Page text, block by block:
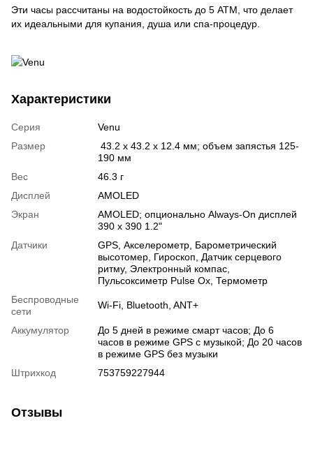
Эти часы рассчитаны на водостойкость до 5 АТМ, что делает
их идеальными для купания, душа или спа-процедур.
Характеристики
Серия
Venu
Размер
43.2 x 43.2 x 12.4 мм; объем запястья 125-
190 мм
Вес
46.3 г
Дисплей
AMOLED
Экран
AMOLED; опционально Always-On дисплей
390 x 390 1.2"
Датчики
GPS Акселерометр Барометрический
высотомер Гироскоп
Датчик серцевого
ритму, Электронный компас
Пульсоксиметр Pulse Ox Термометр
Беспроводные
сети
Wi-Fi Bluetooth ANT+
Аккумулятор
До 5 дней в режиме смарт часов; До 6
часов в режиме GPS с музыкой; До 20 часов
в режиме GPS без музыки
Штрихкод
753759227944
Отзывы